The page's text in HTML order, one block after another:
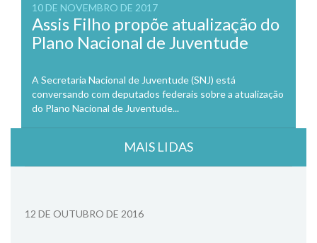
10 DE NOVEMBRO DE 2017
Assis Filho propõe atualização do
Plano Nacional de Juventude
A Secretaria Nacional de Juventude (SNJ) está
conversando com deputados federais sobre a atualização
do Plano Nacional de Juventude...
MAIS LIDAS
12 DE OUTUBRO DE 2016